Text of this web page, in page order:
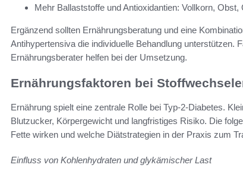
Mehr Ballaststoffe und Antioxidantien: Vollkorn, Obst,
Ergänzend sollten Ernährungsberatung und eine
Antihypertensiva die individuelle Behandlung unterstützen.
Ernährungsberater helfen bei der Umsetzung.
Ernährungsfaktoren bei
Ernährung spielt eine zentrale Rolle bei Typ‑2‑Diabetes.
Blutzucker, Körpergewicht und langfristiges Risiko. Die
Fette wirken und welche Diätstrategien in der Praxis zum
Einfluss von Kohlenhydraten und glykämischer Last